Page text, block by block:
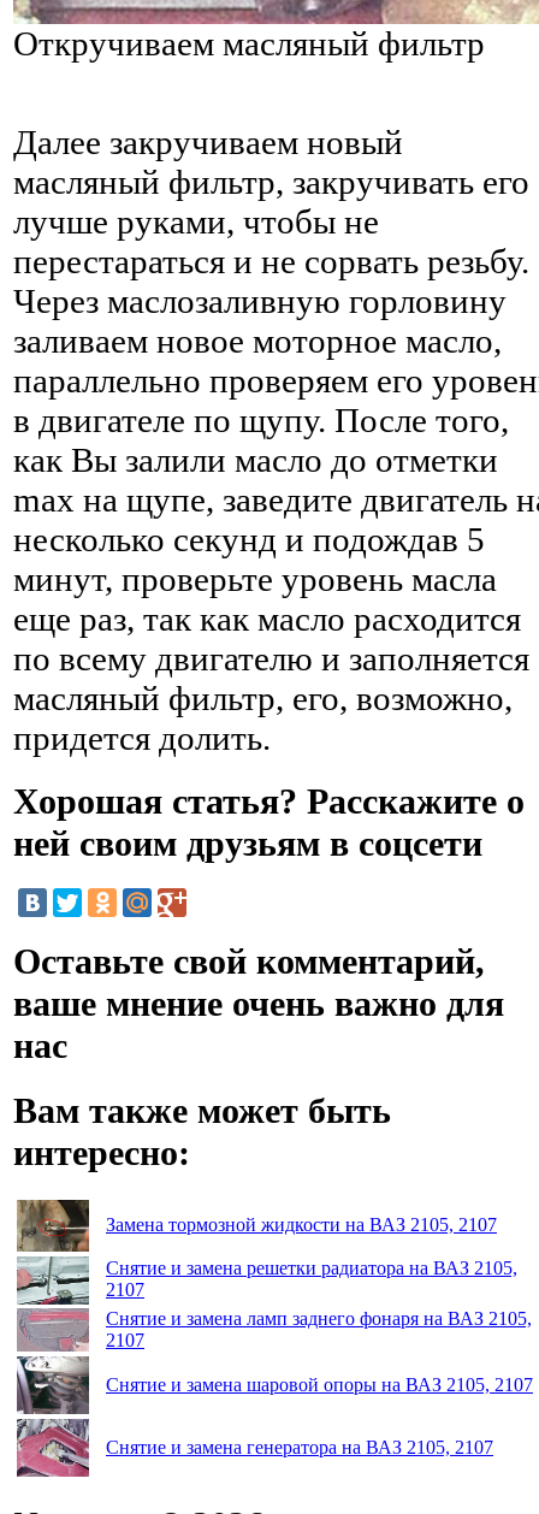
Откручиваем масляный фильтр
Далее закручиваем новый
масляный фильтр, закручивать его
лучше руками, чтобы не
перестараться и не сорвать резьбу.
Через маслозаливную горловину
заливаем новое моторное масло,
параллельно проверяем его
в двигателе по щупу. После того,
как Вы залили масло до отметки
max на щупе, заведите двигатель
несколько секунд и подождав 5
минут, проверьте уровень масла
еще раз, так как масло расходится
по всему двигателю и заполняется
масляный фильтр, его, возможно,
придется долить.
Хорошая статья? Расскажите о
ней своим друзьям в соцсети
Оставьте свой комментарий,
ваше мнение очень важно для
нас
Вам также может быть
интересно:
Замена тормозной жидкости на ВАЗ 2105, 2107
Снятие и замена решетки радиатора на ВАЗ 2105,
2107
Снятие и замена ламп заднего фонаря на ВАЗ 2105,
2107
Снятие и замена шаровой опоры на ВАЗ 2105, 2107
Снятие и замена генератора на ВАЗ 2105, 2107